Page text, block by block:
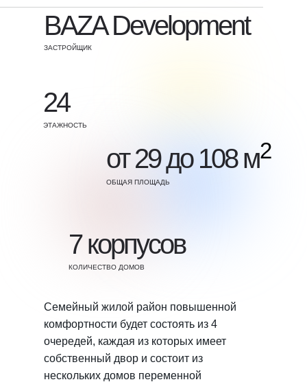
Семейный жилой район повышенной
комфортности будет состоять из 4
очередей, каждая из которых имеет
собственный двор и состоит из
нескольких домов переменной
BAZA Development
ЗАСТРОЙЩИК
24
ЭТАЖНОСТЬ
7 корпусов
КОЛИЧЕСТВО ДОМОВ
от 29 до 108 м2
ОБЩАЯ ПЛОЩАДЬ